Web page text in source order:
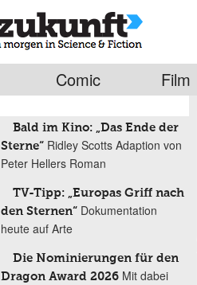
Comic Film
Bald im Kino: „Das Ende der
Sterne“ Ridley Scotts Adaption von
Peter Hellers Roman
TV-Tipp: „Europas Griff nach
den Sternen“ Dokumentation
heute auf Arte
Die Nominierungen für den
Dragon Award 2026 Mit dabei